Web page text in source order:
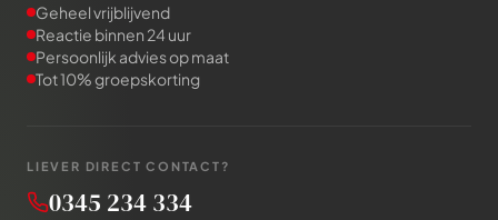
Geheel vrijblijvend
Reactie binnen 24 uur
Persoonlijk advies op maat
Tot 10% groepskorting
LIEVER DIRECT CONTACT?
0345 234 334